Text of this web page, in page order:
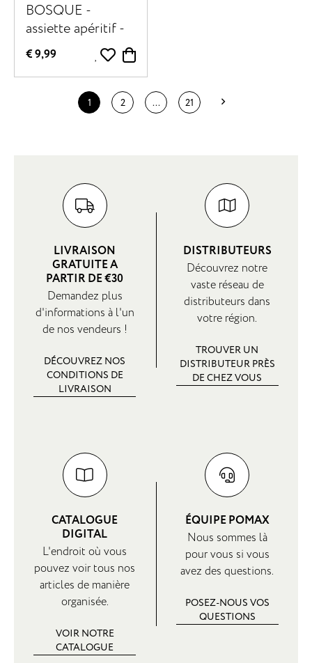
BOSQUE -
assiette apéritif -
grès - DIA 13 x H
2 cm - olive
€ 9,99
1 2 ... 21
LIVRAISON
GRATUITE A
PARTIR DE €30
Demandez plus
d'informations à l'un
de nos vendeurs !
DÉCOUVREZ NOS
CONDITIONS DE
LIVRAISON
DISTRIBUTEURS
Découvrez notre
vaste réseau de
distributeurs dans
votre région.
TROUVER UN
DISTRIBUTEUR PRÈS
DE CHEZ VOUS
CATALOGUE
DIGITAL
L'endroit où vous
pouvez voir tous nos
articles de manière
organisée.
VOIR NOTRE
CATALOGUE
ÉQUIPE POMAX
Nous sommes là
pour vous si vous
avez des questions.
POSEZ-NOUS VOS
QUESTIONS